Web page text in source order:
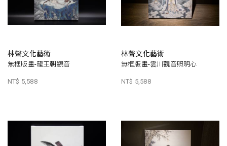
林聲文化藝術
無框版畫-龍王朝觀音
NT$ 5,588
林聲文化藝術
無框版畫-雲川觀音照明心
NT$ 5,588